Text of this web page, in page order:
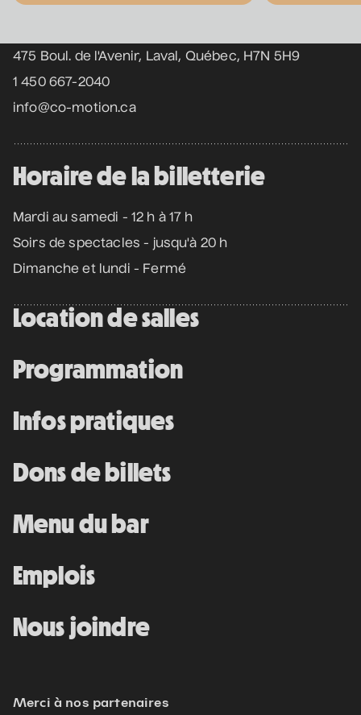
Gratuit
Achat par téléphone
475 Boul. de l'Avenir, Laval, Québec, H7N 5H9
1 450 667-2040
info@co-motion.ca
Horaire de la billetterie
Mardi au samedi - 12 h à 17 h
Soirs de spectacles - jusqu'à 20 h
Dimanche et lundi - Fermé
Location de salles
Programmation
Infos pratiques
Dons de billets
Menu du bar
Emplois
Nous joindre
Merci à nos partenaires